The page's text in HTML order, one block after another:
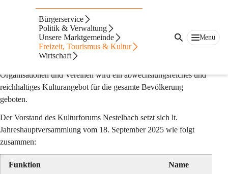
Bürgerservice
Politik & Verwaltung
Unsere Marktgemeinde
Freizeit, Tourismus & Kultur
Wirtschaft
Menü
Kulturforum
Nestelbach
Das Kulturforum Nestelbach im Ilztal wurde im Jahr 2005
gegründet. In Gemeinschaft mit den bestehenden kulturellen
Organisationen und Vereinen wird ein abwechslungsreiches und
reichhaltiges Kulturangebot für die gesamte Bevölkerung
geboten.
Der Vorstand des Kulturforums Nestelbach setzt sich lt.
Jahreshauptversammlung vom 18. September 2025 wie folgt
zusammen:
Funktion Name